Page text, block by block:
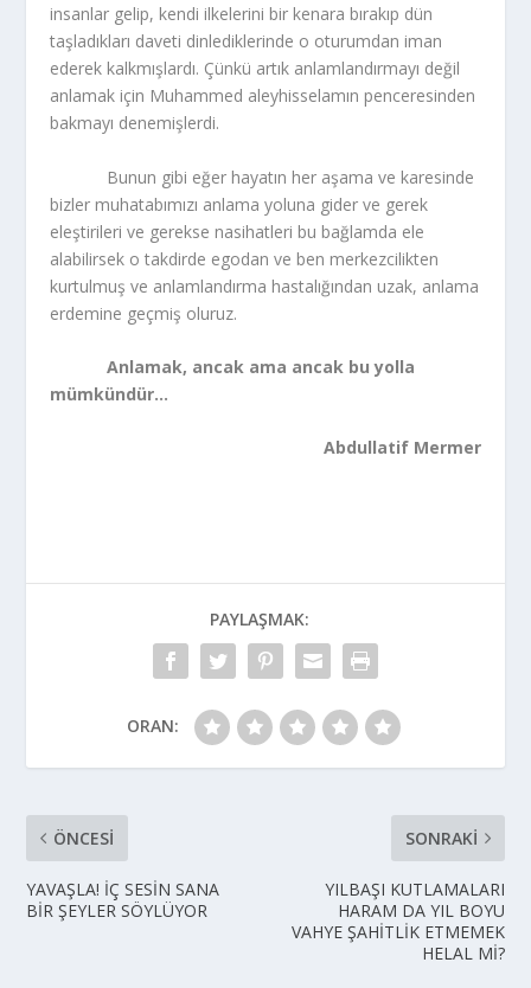
insanlar gelip, kendi ilkelerini bir kenara bırakıp dün
taşladıkları daveti dinlediklerinde o oturumdan iman
ederek kalkmışlardı. Çünkü artık anlamlandırmayı değil
anlamak için Muhammed aleyhisselamın penceresinden
bakmayı denemişlerdi.
Bunun gibi eğer hayatın her aşama ve karesinde
bizler muhatabımızı anlama yoluna gider ve gerek
eleştirileri ve gerekse nasihatleri bu bağlamda ele
alabilirsek o takdirde egodan ve ben merkezcilikten
kurtulmuş ve anlamlandırma hastalığından uzak, anlama
erdemine geçmiş oluruz.
Anlamak, ancak ama ancak bu yolla
mümkündür…
Abdullatif Mermer
PAYLAŞMAK:
ORAN:
ÖNCESI
YAVAŞLA! İÇ SESİN SANA
BİR ŞEYLER SÖYLÜYOR
SONRAKI
YILBAŞI KUTLAMALARI
HARAM DA YIL BOYU
VAHYE ŞAHİTLİK ETMEMEK
HELAL Mİ?